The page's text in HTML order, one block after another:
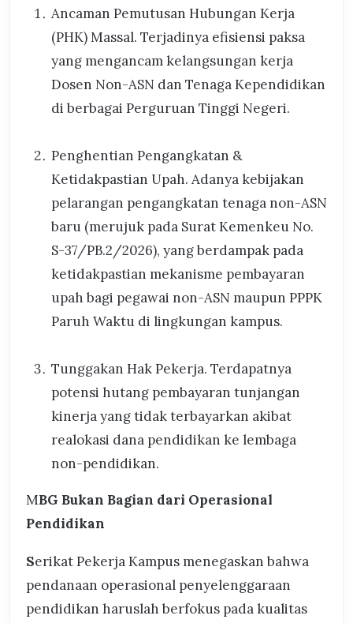
Ancaman Pemutusan Hubungan Kerja
(PHK) Massal. Terjadinya efisiensi paksa
yang mengancam kelangsungan kerja
Dosen Non-ASN dan Tenaga Kependidikan
di berbagai Perguruan Tinggi Negeri.
Penghentian Pengangkatan &
Ketidakpastian Upah. Adanya kebijakan
pelarangan pengangkatan tenaga non-ASN
baru (merujuk pada Surat Kemenkeu No.
S-37/PB.2/2026), yang berdampak pada
ketidakpastian mekanisme pembayaran
upah bagi pegawai non-ASN maupun PPPK
Paruh Waktu di lingkungan kampus.
Tunggakan Hak Pekerja. Terdapatnya
potensi hutang pembayaran tunjangan
kinerja yang tidak terbayarkan akibat
realokasi dana pendidikan ke lembaga
non-pendidikan.
MBG Bukan Bagian dari Operasional
Pendidikan
Serikat Pekerja Kampus menegaskan bahwa
pendanaan operasional penyelenggaraan
pendidikan haruslah berfokus pada kualitas